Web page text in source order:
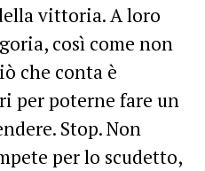
vittoria. A loro
così come non
che conta è
per poterne fare un
Stop. Non
per lo scudetto,